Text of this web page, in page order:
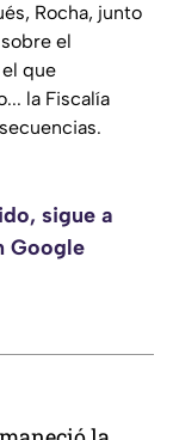
Rocha, junto
el
que
la Fiscalía
sigue a
Google